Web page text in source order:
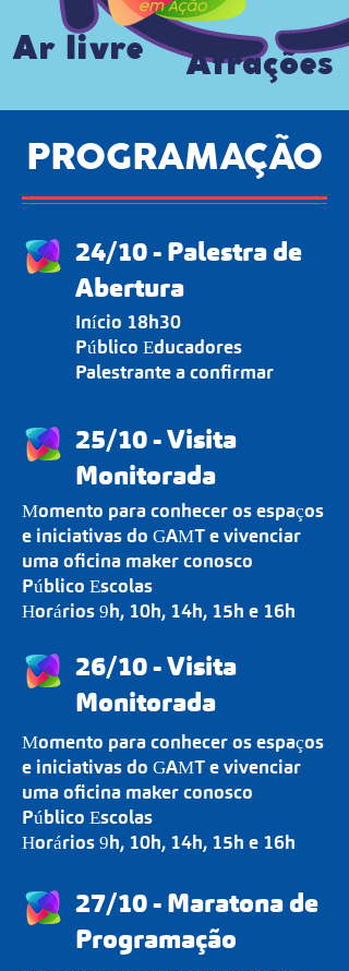
Ar livre Atrações
PROGRAMAÇÃO
24/10 - Palestra de
Abertura
Início 18h30
Público Educadores
Palestrante a confirmar
25/10 - Visita
Monitorada
Momento para conhecer os espaços
e iniciativas do GAMT e vivenciar
uma oficina maker conosco
Público Escolas
Horários 9h, 10h, 14h, 15h e 16h
26/10 - Visita
Monitorada
Momento para conhecer os espaços
e iniciativas do GAMT e vivenciar
uma oficina maker conosco
Público Escolas
Horários 9h, 10h, 14h, 15h e 16h
27/10 - Maratona de
Programação